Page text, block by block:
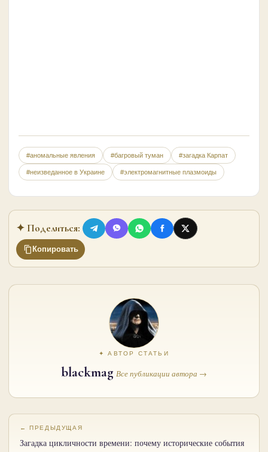
#аномальные явления #багровый туман #загадка Карпат
#неизведанное в Украине #электромагнитные плазмоиды
✦ Поделиться:
Копировать
✦ АВТОР СТАТЬИ
blackmag Все публикации автора →
← ПРЕДЫДУЩАЯ
Загадка цикличности времени: почему исторические события